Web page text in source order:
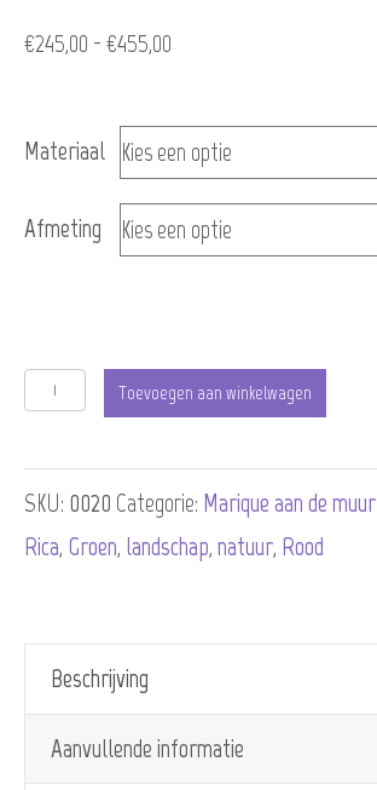
€245,00 - €455,00
tot
€455,00
Materiaal
Afmeting
Knuffelende
Costa
Rica
aantal
Toevoegen aan winkelwagen
SKU: 0020 Categorie: Marique aan de muur
Rica, Groen, landschap, natuur, Rood
Beschrijving
Aanvullende informatie